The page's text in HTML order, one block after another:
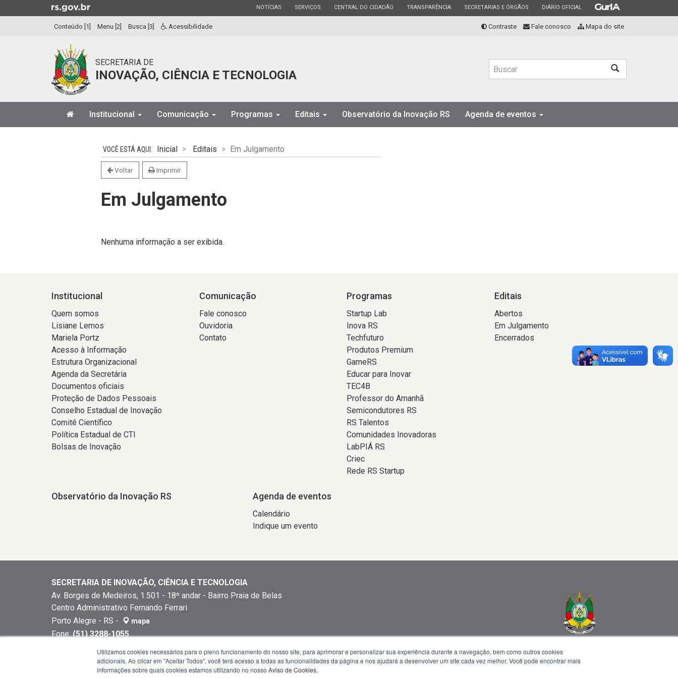
para
Ir
a
ESTADO
NOTÍCIAS ESTADO
SERVIÇOS ESTADO
CENTRAL DO CIDADÃO ESTADO
TRANSPARÊNCIA ESTADO
SECRETARIAS E ÓRGÃOS ESTADO
DIÁRIO OFICIAL ESTADO
Conteúdo [1] Menu [2] Busca [3] Acessibilidade Contraste Fale conosco Mapa do site
SECRETARIA DE
INOVAÇÃO, CIÊNCIA E TECNOLOGIA Buscar
Institucional Comunicação Programas Editais Observatório da Inovação RS
Agenda de eventos
Inicial Editais Em Julgamento
Voltar Imprimir
Em Julgamento
Nenhuma informação a ser exibida.
Institucional
Quem somos
Lisiane Lemos
Mariela Portz
Acesso à Informação
Estrutura Organizacional
Agenda da Secretária
Documentos oficiais
Proteção de Dados Pessoais
Conselho Estadual de Inovação
Comitê Científico
Política Estadual de CTI
Bolsas de Inovação
Comunicação
Fale conosco
Ouvidoria
Contato
Programas
Startup Lab
Inova RS
Techfuturo
Produtos Premium
GameRS
Educar para Inovar
TEC4B
Professor do Amanhã
Semicondutores RS
RS Talentos
Comunidades Inovadoras
LabPIÁ RS
Criec
Rede RS Startup
Editais
Abertos
Em Julgamento
Encerrados
Observatório da Inovação RS Agenda de eventos
Calendário
Indique um evento
SECRETARIA DE INOVAÇÃO, CIÊNCIA E TECNOLOGIA
Av. Borges de Medeiros, 1.501 - 18º andar - Bairro Praia de Belas
Centro Administrativo Fernando Ferrari
Porto Alegre - RS -
mapa
Fone:(51) 3288-1055
Horários de atendimento: das 8h30min às 12h e das 13h30min às 18h
Utilizamos cookies necessários para o pleno funcionamento do nosso site, para aprimorar e personalizar sua experiência durante a navegação, bem como outros cookies
adicionais. Ao clicar em "Aceitar Todos", você terá acesso a todas as funcionalidades da página e nos ajudará a desenvolver um site cada vez melhor. Você pode encontrar mais
informações sobre quais cookies estamos utilizando no nosso Aviso de Cookies.